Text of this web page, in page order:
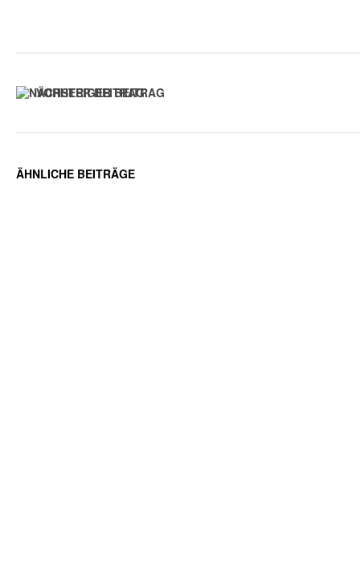
VORHERIGER BEITRAG
ÄHNLICHE BEITRÄGE